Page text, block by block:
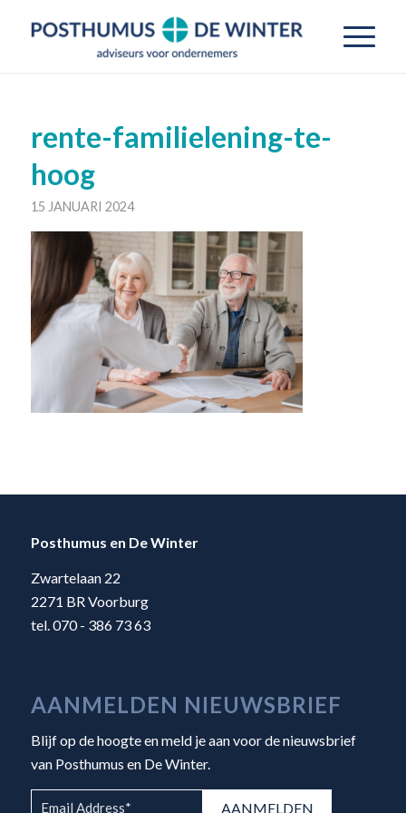
rente-familielening-te-
hoog
15 JANUARI 2024
Posthumus en De Winter
Zwartelaan 22
2271 BR Voorburg
tel. 070 - 386 73 63
AANMELDEN NIEUWSBRIEF
Blijf op de hoogte en meld je aan voor de nieuwsbrief
van Posthumus en De Winter.